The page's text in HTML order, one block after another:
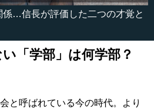
…信長が評価した二つの才覚と
「学部」は何学部？
と呼ばれている今の時代。より